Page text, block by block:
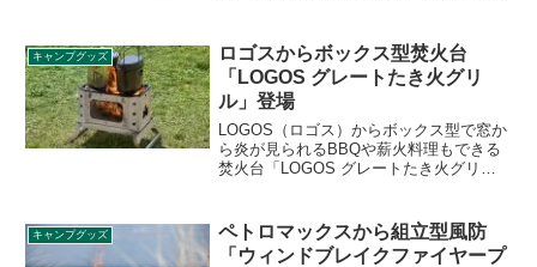
やポップなデザインが特徴の各製品の詳
細をレビューします。
キャンプグッズ
ロゴスからボックス型焚火台
「LOGOS グレートたき火グリ
ル」登場
LOGOS（ロゴス）からボックス型で窓か
ら炎が見られるBBQや薪火料理もできる
焚火台「LOGOS グレートたき火グリ
レビューします。
キャンプグッズ
ペトロマックスから組立型風防
「ウィンドブレイクファイヤープ